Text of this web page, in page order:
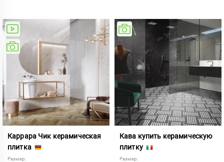
Каррара Чик керамическая
плитка
Размер:
Кава купить керамическую
плитку
Размер: